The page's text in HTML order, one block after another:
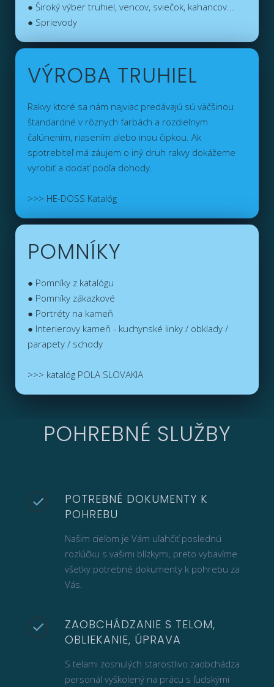
● Široký výber truhiel, vencov, sviečok, kahancov...
● Sprievody
VÝROBA TRUHIEL
Rakvy ktoré sa nám najviac predávajú sú väčšinou
štandardné v rôznych farbách a rozdielnym
čalúnením, riasením alebo inou čipkou. Ak
spotrebiteľ má záujem o iný druh rakvy dokážeme
vyrobiť a dodať podľa dohody.
>>> HE-DOSS Katalóg
POMNÍKY
● Pomníky z katalógu
● Pomníky zákazkové
● Portréty na kameň
● Interierovy kameň - kuchynské linky / obklady /
parapety / schody
>>> katalóg POLA SLOVAKIA
POHREBNÉ SLUŽBY
POTREBNÉ DOKUMENTY K
POHREBU
Našim cieľom je Vám uľahčiť poslednú
rozlúčku s vašimi blízkymi, preto vybavíme
všetky potrebné dokumenty k pohrebu za
Vás.
ZAOBCHÁDZANIE S TELOM,
OBLIEKANIE, ÚPRAVA
S telami zosnulých starostlivo zaobchádza
personál vyškolený na prácu s ľudskými